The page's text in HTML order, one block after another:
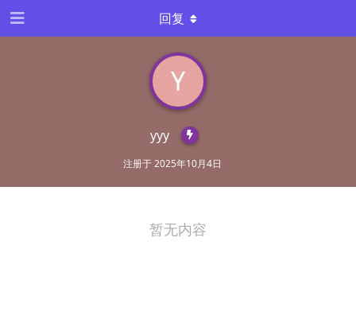
Y
yyy
注册于2025年10月4日
回复
暂无内容